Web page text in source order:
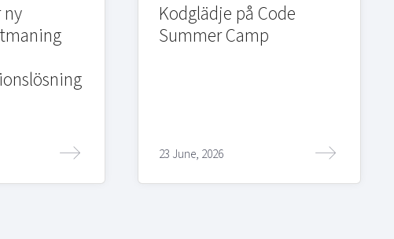
ny
Kodglädje på Code
Summer Camp
23 June, 2026